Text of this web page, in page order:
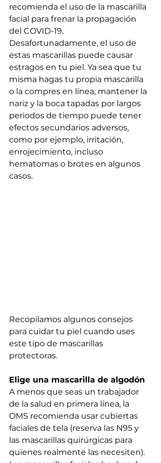
recomienda el uso de la mascarilla
facial para frenar la propagación
del COVID-19.
Desafortunadamente, el uso de
estas mascarillas puede causar
estragos en tu piel. Ya sea que tu
misma hagas tu propia mascarilla
o la compres en línea, mantener la
nariz y la boca tapadas por largos
periodos de tiempo puede tener
efectos secundarios adversos,
como por ejemplo, irritación,
enrojecimiento, incluso
hematomas o brotes en algunos
casos.
Recopilamos algunos consejos
para cuidar tu piel cuando uses
este tipo de mascarillas
protectoras.
Elige una mascarilla de algodón
A menos que seas un trabajador
de la salud en primera línea, la
OMS recomienda usar cubiertas
faciales de tela (reserva las N95 y
las mascarillas quirúrgicas para
quienes realmente las necesiten).